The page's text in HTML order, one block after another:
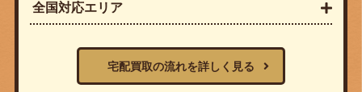
全国対応エリア
宅配買取の流れを詳しく見る